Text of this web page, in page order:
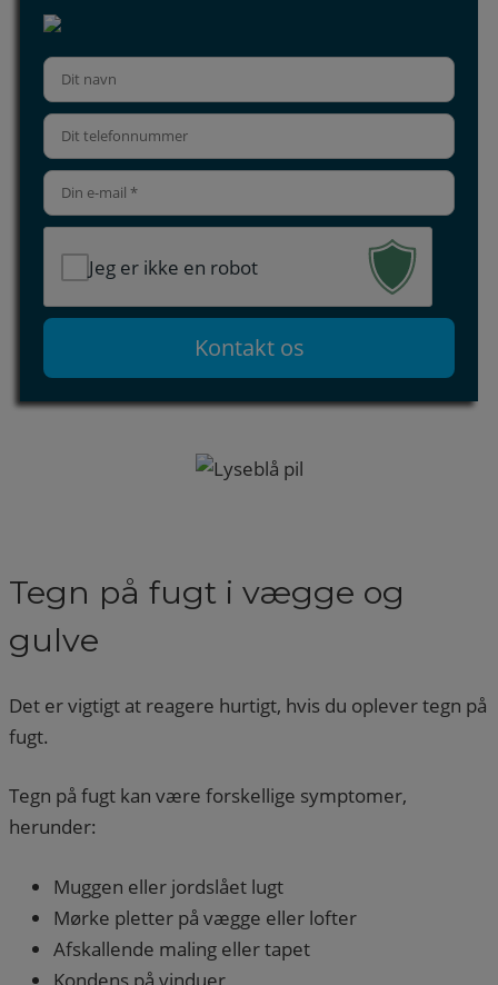
Jeg er ikke en robot
Tegn på fugt i vægge og
gulve
Det er vigtigt at reagere hurtigt, hvis du oplever tegn på
fugt.
Tegn på fugt kan være forskellige symptomer,
herunder:
Muggen eller jordslået lugt
Mørke pletter på vægge eller lofter
Afskallende maling eller tapet
Kondens på vinduer